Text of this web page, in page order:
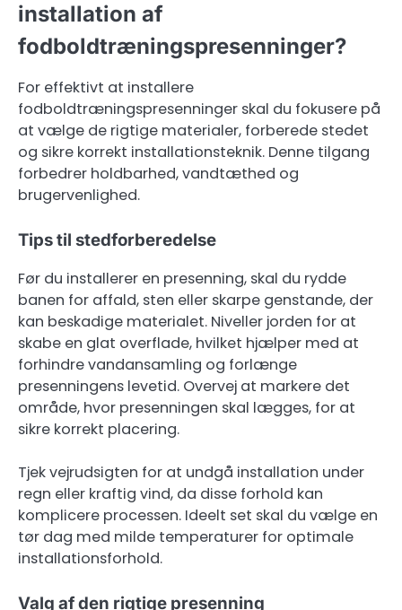
installation af
fodboldtræningspresenninger?
For effektivt at installere
fodboldtræningspresenninger skal du fokusere på
at vælge de rigtige materialer, forberede stedet
og sikre korrekt installationsteknik. Denne tilgang
forbedrer holdbarhed, vandtæthed og
brugervenlighed.
Tips til stedforberedelse
Før du installerer en presenning, skal du rydde
banen for affald, sten eller skarpe genstande, der
kan beskadige materialet. Niveller jorden for at
skabe en glat overflade, hvilket hjælper med at
forhindre vandansamling og forlænge
presenningens levetid. Overvej at markere det
område, hvor presenningen skal lægges, for at
sikre korrekt placering.
Tjek vejrudsigten for at undgå installation under
regn eller kraftig vind, da disse forhold kan
komplicere processen. Ideelt set skal du vælge en
tør dag med milde temperaturer for optimale
installationsforhold.
Valg af den rigtige presenning